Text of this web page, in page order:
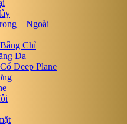
– Ngoài
Chỉ
Da
Deep Plane